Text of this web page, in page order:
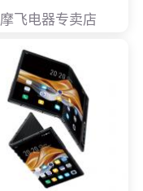
摩飞电器专卖店